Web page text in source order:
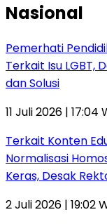
Nasional
Pemerhati
Terkait Isu LGBT,
dan Solusi
11 Juli 2026 | 17:04
Terkait Konten
Normalisasi
Keras, Desak
2 Juli 2026 | 19:02